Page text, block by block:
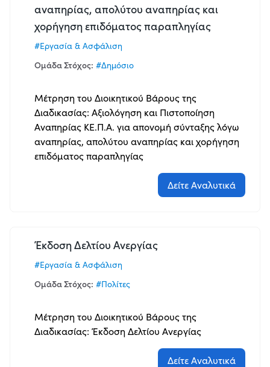
αναπηρίας, απολύτου αναπηρίας και
χορήγηση επιδόματος παραπληγίας
#Εργασία & Ασφάλιση
Ομάδα Στόχος: #Δημόσιο
Μέτρηση του Διοικητικού Βάρους της
Διαδικασίας: Αξιολόγηση και Πιστοποίηση
Αναπηρίας ΚΕ.Π.Α. για απονομή σύνταξης λόγω
αναπηρίας, απολύτου αναπηρίας και χορήγηση
επιδόματος παραπληγίας
Δείτε Αναλυτικά
Έκδοση Δελτίου Ανεργίας
#Εργασία & Ασφάλιση
Ομάδα Στόχος: #Πολίτες
Μέτρηση του Διοικητικού Βάρους της
Διαδικασίας: Έκδοση Δελτίου Ανεργίας
Δείτε Αναλυτικά